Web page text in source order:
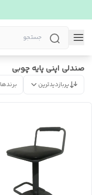
صندلی اپنی پایه چوبی
پربازدیدترین برندها